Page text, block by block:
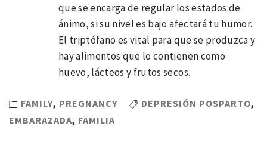
que se encarga de regular los estados de
ánimo, si su nivel es bajo afectará tu humor.
El triptófano es vital para que se produzca y
hay alimentos que lo contienen como
huevo, lácteos y frutos secos.
FAMILY, PREGNANCY DEPRESIÓN POSPARTO,
EMBARAZADA, FAMILIA